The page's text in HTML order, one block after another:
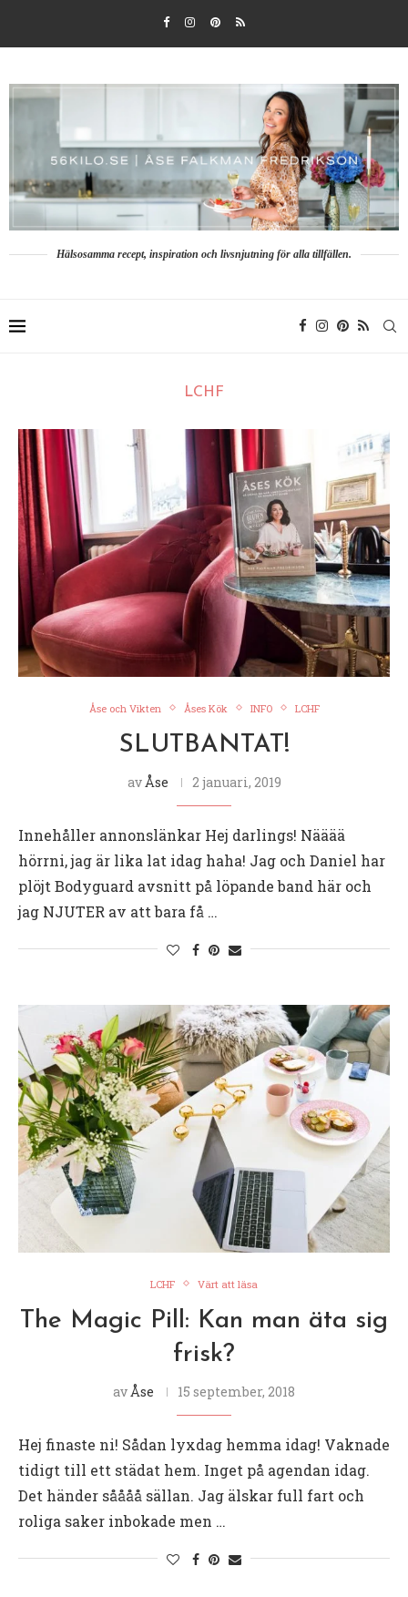
Hälsosamma recept, inspiration och livsnjutning för alla tillfällen.
LCHF
Åse och Vikten Åses Kök INFO LCHF
SLUTBANTAT!
av Åse 2 januari, 2019
Innehåller annonslänkar Hej darlings! Nääää
hörrni, jag är lika lat idag haha! Jag och Daniel har
plöjt Bodyguard avsnitt på löpande band här och
jag NJUTER av att bara få …
LCHF Värt att läsa
The Magic Pill: Kan man äta sig
frisk?
av Åse 15 september, 2018
Hej finaste ni! Sådan lyxdag hemma idag! Vaknade
tidigt till ett städat hem. Inget på agendan idag.
Det händer såååå sällan. Jag älskar full fart och
roliga saker inbokade men …